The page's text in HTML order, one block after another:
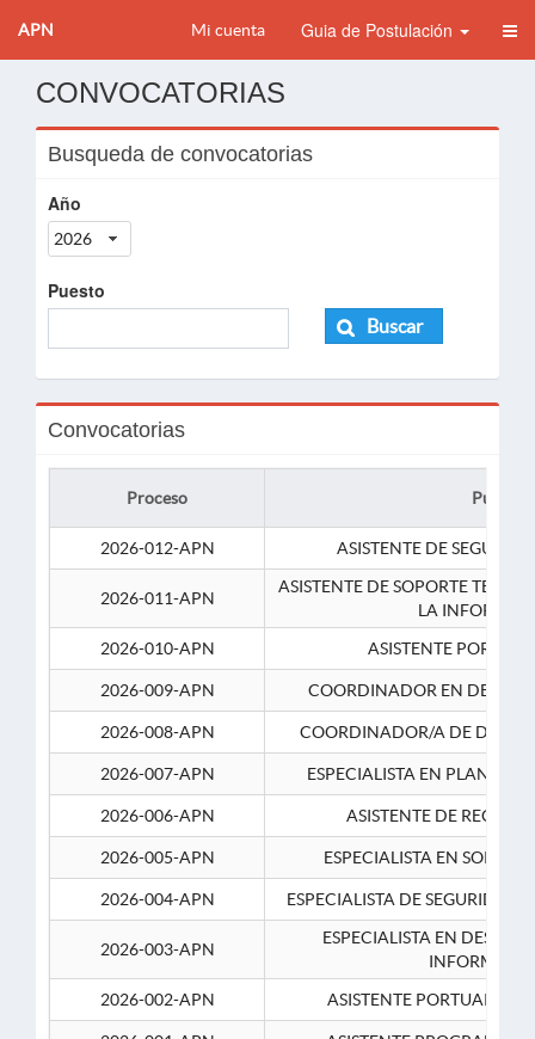
APN Mi cuenta Guia de Postulación
CONVOCATORIAS
Busqueda de convocatorias
Año
2026
Puesto
Buscar
Convocatorias
Proceso Puesto
2026-012-APN ASISTENTE DE
2026-011-APN
ASISTENTE DE SOPORTE
LA
2026-010-APN
ASISTENTE
2026-009-APN COORDINADOR EN
2026-008-APN COORDINADOR/A DE
2026-007-APN ESPECIALISTA EN
2026-006-APN ASISTENTE DE
2026-005-APN ESPECIALISTA EN
2026-004-APN ESPECIALISTA DE SEGURIDAD
2026-003-APN
ESPECIALISTA EN
2026-002-APN
ASISTENTE PORTUARIO 2-